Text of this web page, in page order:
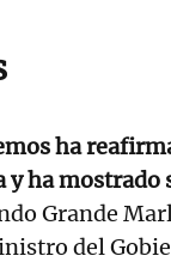
ha
y ha
Grande
del